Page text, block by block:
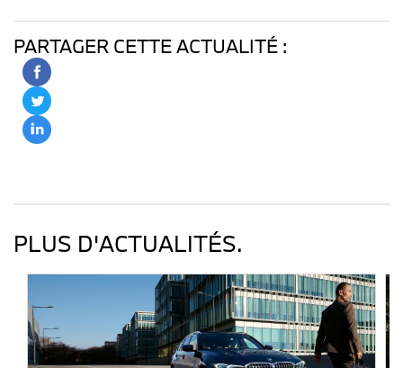
PARTAGER CETTE ACTUALITÉ :
PLUS D'ACTUALITÉS.